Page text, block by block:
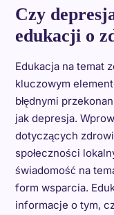
Czy
edukacji o
Edukacja na temat
kluczowym
błędnymi
jak depresja.
dotyczących
społeczności
świadomość na
form wsparcia.
informacje o tym,